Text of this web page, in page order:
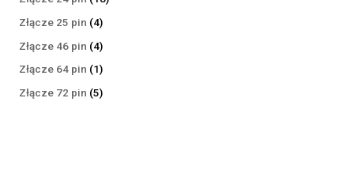
Złącze 25 pin 44
produkty
Złącze 46 pin 44
produkty
Złącze 64 pin 11
produkt
Złącze 72 pin 55